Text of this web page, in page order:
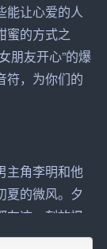
能让心爱的人
蜜的方式之
朋友开心”的爆
符，为你们的
主角李明和他
夏的微风。夕
在这一刻放慢
一天更加难